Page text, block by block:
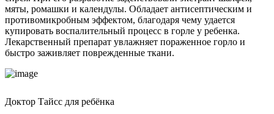
мяты, ромашки и календулы. Обладает антисептическим и
противомикробным эффектом, благодаря чему удается
купировать воспалительный процесс в горле у ребенка.
Лекарственный препарат увлажняет пораженное горло и
быстро заживляет поврежденные ткани.
Доктор Тайсс для ребёнка